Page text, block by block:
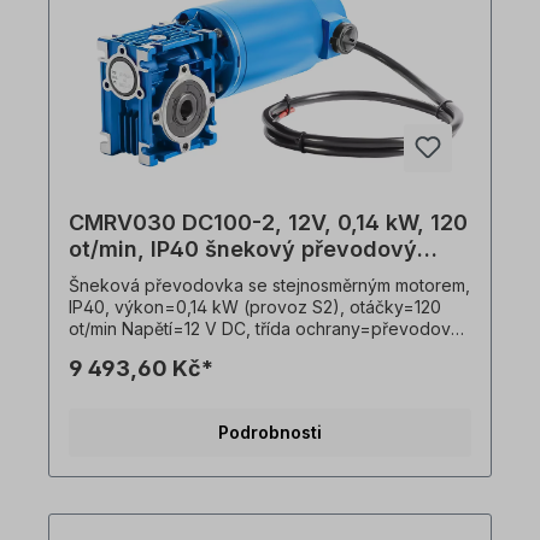
CMRV030 DC100-2, 12V, 0,14 kW, 120
ot/min, IP40 šnekový převodový
motor
Šneková převodovka se stejnosměrným motorem,
IP40, výkon=0,14 kW (provoz S2), otáčky=120
ot/min Napětí=12 V DC, třída ochrany=převodovka
Provozní režim=S2 (krátkodobý provoz), dutá
faktor (f.s.)=1,7, připojení=vývodový kabel (1 m),
regulace otáček.Převodovku lze provozovat v
9 493,60 Kč*
Podrobnosti